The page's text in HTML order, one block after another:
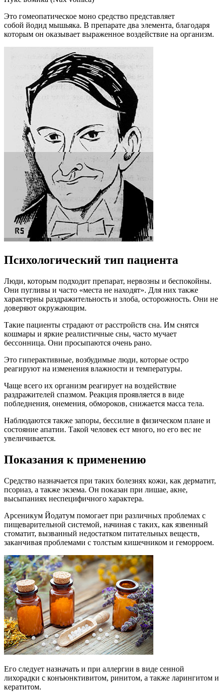
Это гомеопатическое моно средство представляет
собой йодид мышьяка. В препарате два элемента, благодаря
которым он оказывает выраженное воздействие на организм.
Психологический тип пациента
Люди, которым подходит препарат, нервозны и беспокойны.
Они пугливы и часто «места не находят». Для них также
характерны раздражительность и злоба, осторожность. Они не
доверяют окружающим.
Такие пациенты страдают от расстройств сна. Им снятся
кошмары и яркие реалистичные сны, часто мучает
бессонница. Они просыпаются очень рано.
Это гиперактивные, возбудимые люди, которые остро
реагируют на изменения влажности и температуры.
Чаще всего их организм реагирует на воздействие
раздражителей спазмом. Реакция проявляется в виде
побледнения, онемения, обмороков, снижается масса тела.
Наблюдаются также запоры, бессилие в физическом плане и
состояние апатии. Такой человек ест много, но его вес не
увеличивается.
Показания к применению
Средство назначается при таких болезнях кожи, как дерматит,
псориаз, а также экзема. Он показан при лишае, акне,
высыпаниях неспецифичного характера.
Арсеникум Йодатум помогает при различных проблемах с
пищеварительной системой, начиная с таких, как язвенный
стоматит, вызванный недостатком питательных веществ,
заканчивая проблемами с толстым кишечником и геморроем.
Его следует назначать и при аллергии в виде сенной
лихорадки с конъюнктивитом, ринитом, а также ларингитом и
кератитом.